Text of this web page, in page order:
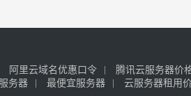
阿里云域名优惠口令 腾讯云服务器价
务器 最便宜服务器 云服务器租用